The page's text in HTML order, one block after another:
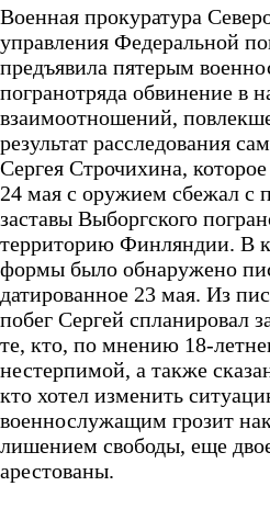
Военная прокуратура
управления Федеральной
предъявила пятерым
погранотряда обвинение в
взаимоотношений,
результат расследования
Сергея Строчихина,
24 мая с оружием сбежал с
заставы Выборгского
территорию Финляндии. В
формы было обнаружено
датированное 23 мая. Из
побег Сергей спланировал
те, кто, по мнению 18-
нестерпимой, а также
кто хотел изменить
военнослужащим грозит
лишением свободы, еще
арестованы.